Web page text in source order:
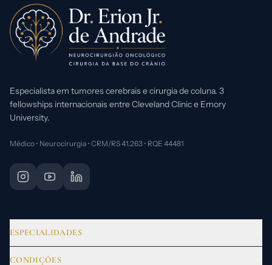
Especialista em tumores cerebrais e cirurgia de coluna. 3
fellowships internacionais entre Cleveland Clinic e Emory
University.
Médico • Neurocirurgia • CRM/RS 41.263 • RQE 44481
ESPECIALIDADES
Tumores Cerebrais
CONDIÇÕES